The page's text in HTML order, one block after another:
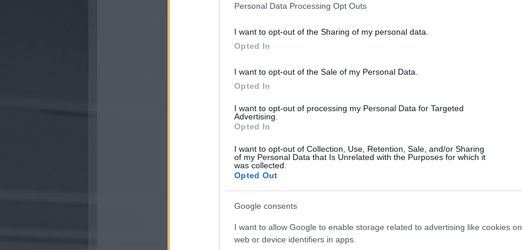
Personal Data Processing Opt Outs
I want to opt-out of the Sharing of my personal data.
Opted In
I want to opt-out of the Sale of my Personal Data.
Opted In
I want to opt-out of processing my Personal Data for Targeted
Advertising.
Opted In
I want to opt-out of Collection, Use, Retention, Sale, and/or Sharing
of my Personal Data that Is Unrelated with the Purposes for which it
was collected.
Opted Out
Google consents
I want to allow Google to enable storage related to advertising like cookies on
web or device identifiers in apps.